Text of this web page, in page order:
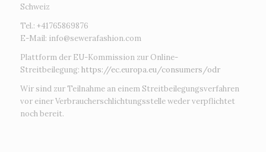
Schweiz
Tel.: +41765869876
E-Mail: info@sewerafashion.com
Plattform der EU-Kommission zur Online-
Streitbeilegung: https://ec.europa.eu/consumers/odr
Wir sind zur Teilnahme an einem Streitbeilegungsverfahren
vor einer Verbraucherschlichtungsstelle weder verpflichtet
noch bereit.